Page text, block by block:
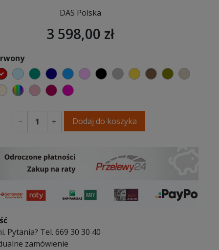
DAS Polska
3 598,00 zł
czerwony
błękitnyturkusowy
granatowy
niebieski
różowyczarnyszarymusztardowy
brązowyoliwkowybeżowy
purpura
ecru beżowy
wybór koloru
brudny róż
burgund
fuksja
− + Dodaj do koszyka
Pytania? Tel. 669 30 30 40
zamówienie